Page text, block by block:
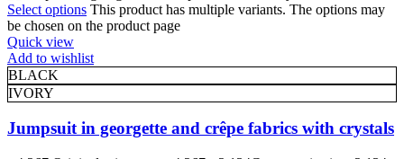
Select options This product has multiple variants. The options may
be chosen on the product page
Quick view
Add to wishlist
BLACK
IVORY
Jumpsuit in georgette and crêpe fabrics with crystals